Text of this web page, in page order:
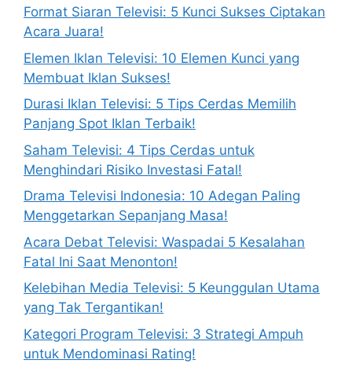
Format Siaran Televisi: 5 Kunci Sukses Ciptakan
Acara Juara!
Elemen Iklan Televisi: 10 Elemen Kunci yang
Membuat Iklan Sukses!
Durasi Iklan Televisi: 5 Tips Cerdas Memilih
Panjang Spot Iklan Terbaik!
Saham Televisi: 4 Tips Cerdas untuk
Menghindari Risiko Investasi Fatal!
Drama Televisi Indonesia: 10 Adegan Paling
Menggetarkan Sepanjang Masa!
Acara Debat Televisi: Waspadai 5 Kesalahan
Fatal Ini Saat Menonton!
Kelebihan Media Televisi: 5 Keunggulan Utama
yang Tak Tergantikan!
Kategori Program Televisi: 3 Strategi Ampuh
untuk Mendominasi Rating!